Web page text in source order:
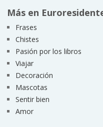
Más en
Frases
Chistes
Pasión por los libros
Viajar
Decoración
Mascotas
Sentir bien
Amor